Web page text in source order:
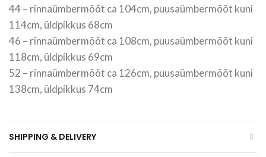
44 – rinnaümbermõõt ca 104cm, puusaümbermõõt kuni
114cm, üldpikkus 68cm
46 – rinnaümbermõõt ca 108cm, puusaümbermõõt kuni
118cm, üldpikkus 69cm
52 – rinnaümbermõõt ca 126cm, puusaümbermõõt kuni
138cm, üldpikkus 74cm
SHIPPING & DELIVERY